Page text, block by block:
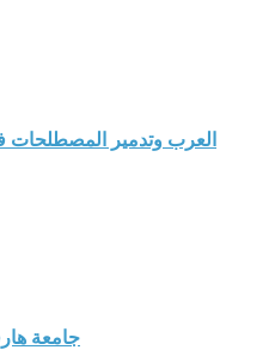
العرب وتدمير المصطلحات
جامعة